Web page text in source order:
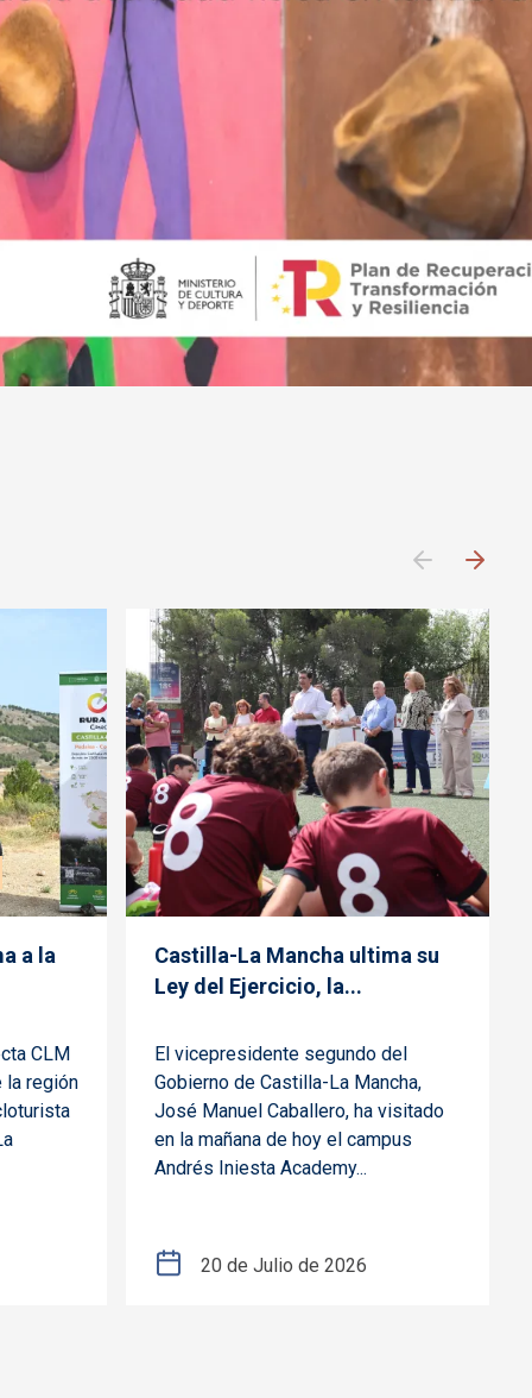
a la
CLM
la región
Castilla-La Mancha ultima su
Ley del Ejercicio, la...
El vicepresidente segundo del
Gobierno de Castilla-La Mancha,
José Manuel Caballero, ha visitado
en la mañana de hoy el campus
Andrés Iniesta Academy...
20 de Julio de 2026